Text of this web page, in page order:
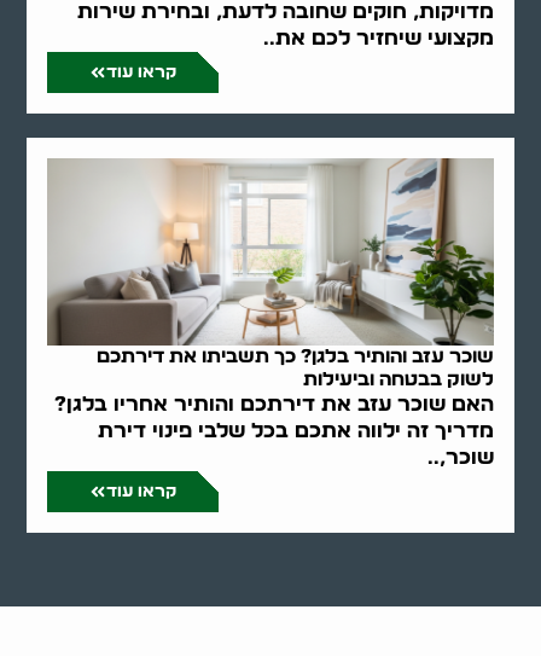
מדויקות, חוקים שחובה לדעת, ובחירת שירות
מקצועי שיחזיר לכם את..
קראו עוד
שוכר עזב והותיר בלגן? כך תשביתו את דירתכם
לשוק בבטחה וביעילות
האם שוכר עזב את דירתכם והותיר אחריו בלגן?
מדריך זה ילווה אתכם בכל שלבי פינוי דירת
שוכר,..
קראו עוד